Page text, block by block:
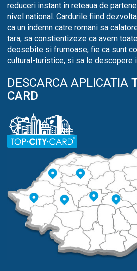
reduceri instant in reteaua de
nivel national. Cardurile fiind
ca un indemn catre romani sa
tara, sa constientizeze ca avem
deosebite si frumoase, fie ca sunt
cultural-turistice, si sa le descopere
DESCARCA APLICATIA
CARD